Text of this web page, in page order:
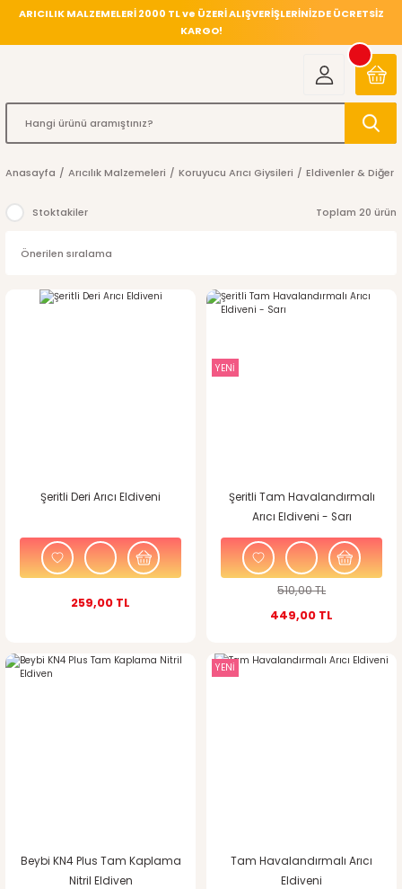
ARICILIK MALZEMELERİ 2000 TL ve ÜZERİ ALIŞVERİŞLERİNİZDE ÜCRETSİZ
KARGO!
Anasayfa Arıcılık Malzemeleri Koruyucu Arıcı Giysileri Eldivenler & Diğer
Stoktakiler Toplam 20 ürün
Şeritli Deri Arıcı Eldiveni
259,00 TL
%12
YENİ
Şeritli Tam Havalandırmalı
Arıcı Eldiveni - Sarı
510,00 TL
449,00 TL
Beybi KN4 Plus Tam Kaplama
Nitril Eldiven
YENİ
Tam Havalandırmalı Arıcı
Eldiveni